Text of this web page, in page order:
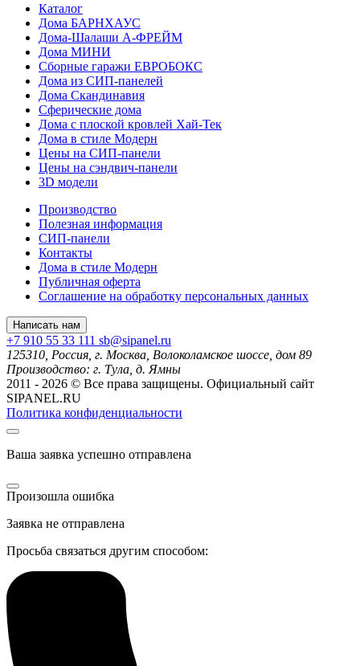
Каталог
Дома БАРНХАУС
Дома-Шалаши А-ФРЕЙМ
Дома МИНИ
Сборные гаражи ЕВРОБОКС
Дома из СИП-панелей
Дома Скандинавия
Сферические дома
Дома с плоской кровлей Хай-Тек
Дома в стиле Модерн
Цены на СИП-панели
Цены на сэндвич-панели
3D модели
Производство
Полезная информация
СИП-панели
Контакты
Дома в стиле Модерн
Публичная оферта
Соглашение на обработку персональных данных
Написать нам
+7 910 55 33 111 sb@sipanel.ru
125310, Россия, г. Москва, Волоколамское шоссе, дом 89
Производство: г. Тула, д. Ямны
2011 - 2026 © Все права защищены. Официальный сайт
SIPANEL.RU
Политика конфиденциальности
Ваша заявка успешно отправлена
Произошла ошибка
Заявка не отправлена
Просьба связаться другим способом: